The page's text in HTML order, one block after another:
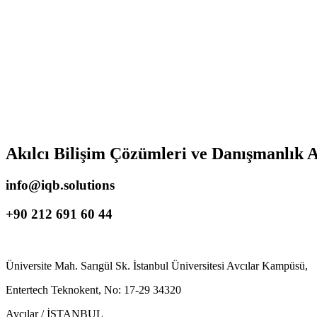
Akılcı Bilişim Çözümleri ve Danışmanlık
info@iqb.solutions
+90 212 691 60 44
Üniversite Mah. Sarıgül Sk. İstanbul Üniversitesi Avcılar Kampüsü,
Entertech Teknokent, No: 17-29 34320
Avcılar / İSTANBUL